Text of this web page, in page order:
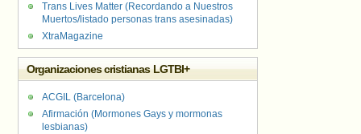
Trans Lives Matter (Recordando a Nuestros
Muertos/listado personas trans asesinadas)
XtraMagazine
Organizaciones cristianas LGTBI+
ACGIL (Barcelona)
Afirmación (Mormones Gays y mormonas
lesbianas)